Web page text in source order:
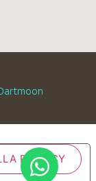
PRIVACY